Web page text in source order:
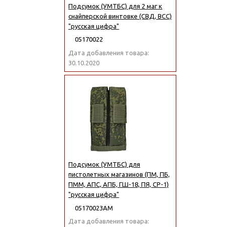
Подсумок (УМТБС) для 2 маг к
снайперской винтовке (СВД, ВСС)
"русская цифра"
05170022
Дата добавления товара:
30.10.2020
Подсумок (УМТБС) для
пистолетных магазинов (ПМ, ПБ,
ПММ, АПС, АПБ, ГШ-18, ПЯ, СР-1)
"русская цифра"
05170023АМ
Дата добавления товара: